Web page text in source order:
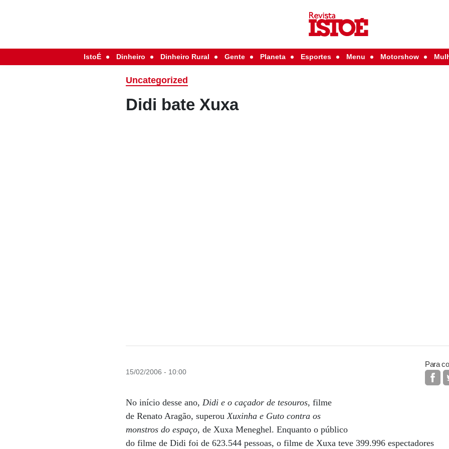
IstoÉ Dinheiro Dinheiro Rural Gente Planeta Esportes Menu Motorshow
Uncategorized
Didi bate Xuxa
15/02/2006 - 10:00
Para
No início desse ano,Didi e o caçador de tesouros, filme
de Renato Aragão, superouXuxinha e Guto contra os
monstros do espaço, de Xuxa Meneghel. Enquanto o público
do filme de Didi foi de 623.544 pessoas, o filme de Xuxa teve 399.996 espectadores